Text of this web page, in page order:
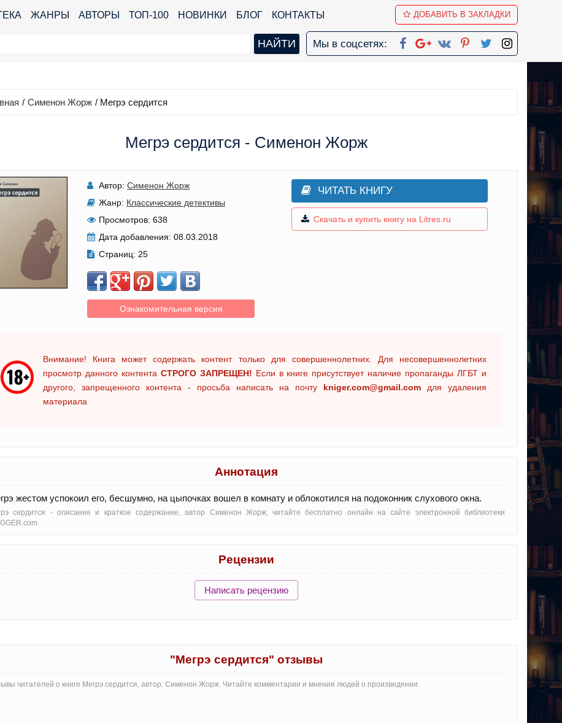
ЖАНРЫ АВТОРЫ ТОП-100 НОВИНКИ БЛОГ КОНТАКТЫ ДОБАВИТЬ В ЗАКЛАДКИ
Мы в соцсетях:
/ Сименон Жорж / Мегрэ сердится
Мегрэ сердится - Сименон Жорж
Автор: Сименон Жорж
Жанр: Классические детективы
Просмотров: 638
Дата добавления: 08.03.2018
Страниц: 25
Ознакомительная версия
ЧИТАТЬ КНИГУ
Скачать и купить книгу на Litres.ru
Внимание! Книга может содержать контент только для совершеннолетних. Для несовершеннолетних
просмотр данного контента СТРОГО ЗАПРЕЩЕН! Если в книге присутствует наличие пропаганды ЛГБТ и
другого, запрещенного контента - просьба написать на почту kniger.com@gmail.com для удаления
материала
Аннотация
жестом успокоил его, бесшумно, на цыпочках вошел в комнату и облокотился на подоконник слухового окна.
сердится - oписание и краткое содержание, автор Сименон Жорж, читайте бесплатно онлайн на сайте электронной библиотеки
Рецензии
Написать рецензию
"Мегрэ сердится" отзывы
читателей о книге Мегрэ сердится, автор: Сименон Жорж. Читайте комментарии и мнения людей о произведении.